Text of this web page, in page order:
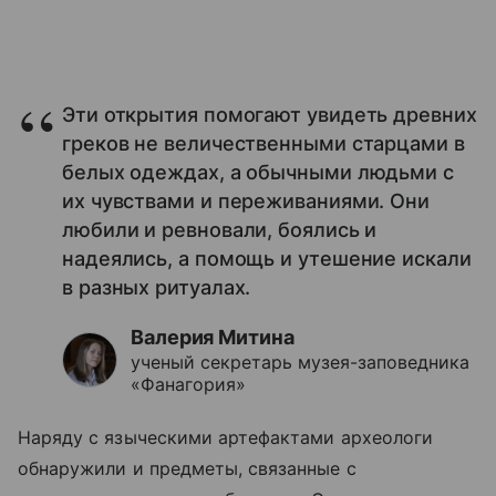
Эти открытия помогают увидеть древних
греков не величественными старцами в
белых одеждах, а обычными людьми с
их чувствами и переживаниями. Они
любили и ревновали, боялись и
надеялись, а помощь и утешение искали
в разных ритуалах.
Валерия Митина
ученый секретарь музея-заповедника
«Фанагория»
Наряду с языческими артефактами археологи
обнаружили и предметы, связанные с